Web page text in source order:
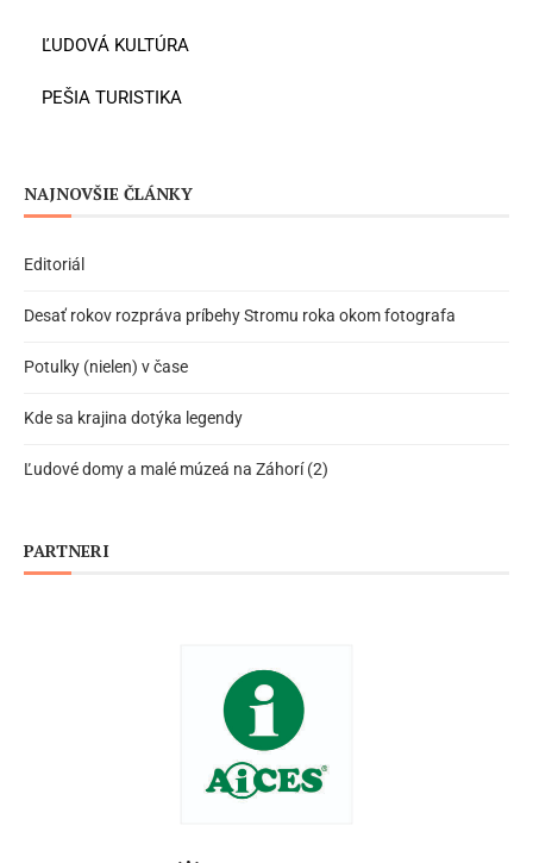
ĽUDOVÁ KULTÚRA
PEŠIA TURISTIKA
NAJNOVŠIE ČLÁNKY
Editoriál
Desať rokov rozpráva príbehy Stromu roka okom fotografa
Potulky (nielen) v čase
Kde sa krajina dotýka legendy
Ľudové domy a malé múzeá na Záhorí (2)
PARTNERI